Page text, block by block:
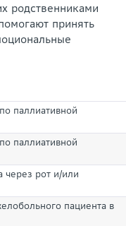
родственниками
принять
паллиативной
паллиативной
через рот и/или
пациента в